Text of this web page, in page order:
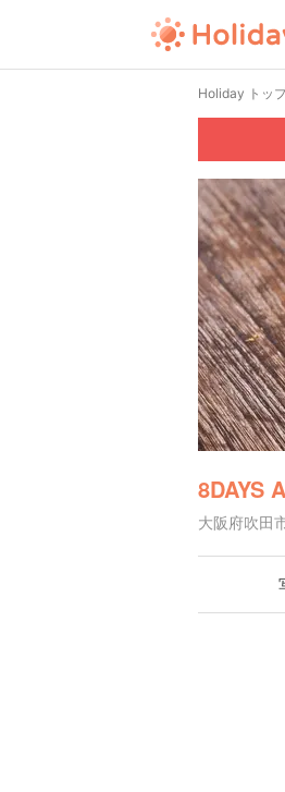
Holiday トッ
8DAYS
大阪府吹田